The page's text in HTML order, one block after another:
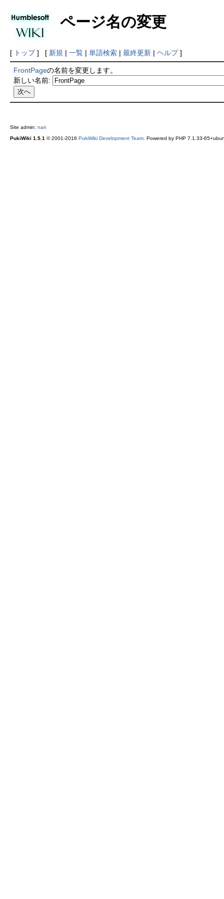
ページ名の変更
[ トップ] [ 新規 | 一覧| 単語検索| 最終更新| ヘルプ]
FrontPageの名前を変更します。
新しい名前:
Site admin: nari
PukiWiki 1.5.1 © 2001-2016 PukiWiki Development Team. Powered by PHP 7.1.33-